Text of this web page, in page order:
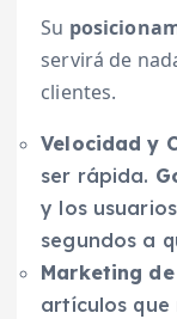
Su
servirá de
clientes.
Velocidad y
ser rápida.
y los
segundos a
Marketing
artículos que